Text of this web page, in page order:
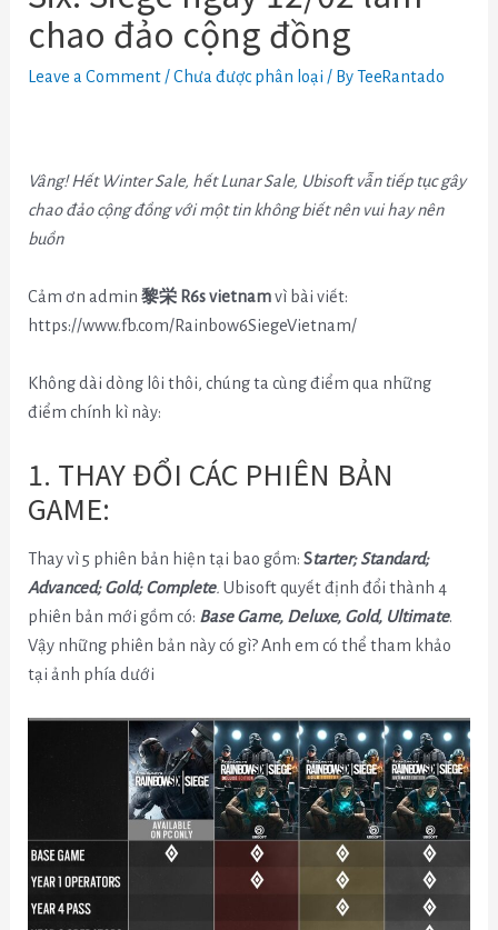
chao đảo cộng đồng
Leave a Comment /Chưa được phân loại / ByTeeRantado
Vâng! Hết Winter Sale, hết Lunar Sale, Ubisoft vẫn tiếp tục gây
chao đảo cộng đồng với một tin không biết nên vui hay nên
buồn
Cảm ơn admin 黎栄 R6s vietnamvì bài viết:
https://www.fb.com/Rainbow6SiegeVietnam/
Không dài dòng lôi thôi, chúng ta cùng điểm qua những
điểm chính kì này:
1. THAY ĐỔI CÁC PHIÊN BẢN
GAME:
Thay vì 5 phiên bản hiện tại bao gồm:Starter; Standard;
Advanced; Gold; Complete. Ubisoft quyết định đổi thành 4
phiên bản mới gồm có: Base Game, Deluxe, Gold, Ultimate.
Vậy những phiên bản này có gì? Anh em có thể tham khảo
tại ảnh phía dưới